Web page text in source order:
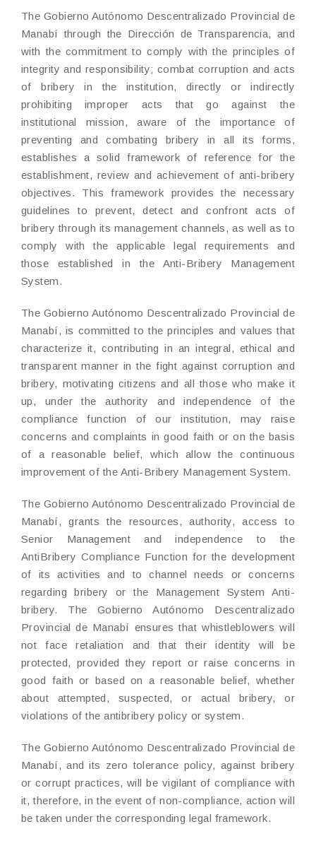
The Gobierno Autónomo Descentralizado Provincial de
Manabí through the Dirección de Transparencia, and
with the commitment to comply with the principles of
integrity and responsibility; combat corruption and acts
of bribery in the institution, directly or indirectly
prohibiting improper acts that go against the
institutional mission, aware of the importance of
preventing and combating bribery in all its forms,
establishes a solid framework of reference for the
establishment, review and achievement of anti-bribery
objectives. This framework provides the necessary
guidelines to prevent, detect and confront acts of
bribery through its management channels, as well as to
comply with the applicable legal requirements and
those established in the Anti-Bribery Management
System.
The Gobierno Autónomo Descentralizado Provincial de
Manabí, is committed to the principles and values that
characterize it, contributing in an integral, ethical and
transparent manner in the fight against corruption and
bribery, motivating citizens and all those who make it
up, under the authority and independence of the
compliance function of our institution, may raise
concerns and complaints in good faith or on the basis
of a reasonable belief, which allow the continuous
improvement of the Anti-Bribery Management System.
The Gobierno Autónomo Descentralizado Provincial de
Manabí, grants the resources, authority, access to
Senior Management and independence to the
AntiBribery Compliance Function for the development
of its activities and to channel needs or concerns
regarding bribery or the Management System Anti-
bribery. The Gobierno Autónomo Descentralizado
Provincial de Manabí ensures that whistleblowers will
not face retaliation and that their identity will be
protected, provided they report or raise concerns in
good faith or based on a reasonable belief, whether
about attempted, suspected, or actual bribery, or
violations of the antibribery policy or system.
The Gobierno Autónomo Descentralizado Provincial de
Manabí, and its zero tolerance policy, against bribery
or corrupt practices, will be vigilant of compliance with
it, therefore, in the event of non-compliance, action will
be taken under the corresponding legal framework.